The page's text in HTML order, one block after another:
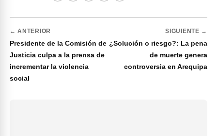
← ANTERIOR
Presidente de la Comisión de
Justicia culpa a la prensa de
incrementar la violencia
social
SIGUIENTE →
¿Solución o riesgo?: La pena
de muerte genera
controversia en Arequipa